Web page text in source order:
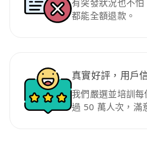
有突發狀況也不怕
都能全額退款。
真實好評，用戶
我們嚴選並培訓
過 50 萬人次，滿